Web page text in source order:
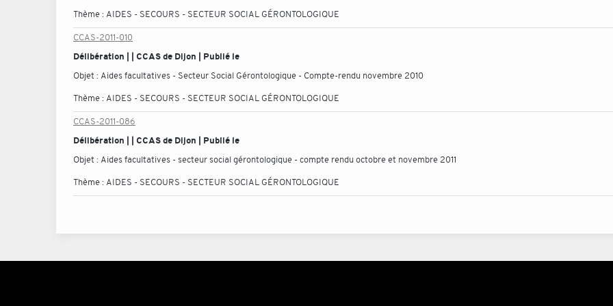
Thème : AIDES - SECOURS - SECTEUR SOCIAL GÉRONTOLOGIQUE
CCAS-2011-010
Délibération | | CCAS de Dijon | Publié le
Objet : Aides facultatives - Secteur Social Gérontologique - Compte-rendu novembre 2010
Thème : AIDES - SECOURS - SECTEUR SOCIAL GÉRONTOLOGIQUE
CCAS-2011-086
Délibération | | CCAS de Dijon | Publié le
Objet : Aides facultatives - secteur social gérontologique - compte rendu octobre et novembre 2011
Thème : AIDES - SECOURS - SECTEUR SOCIAL GÉRONTOLOGIQUE